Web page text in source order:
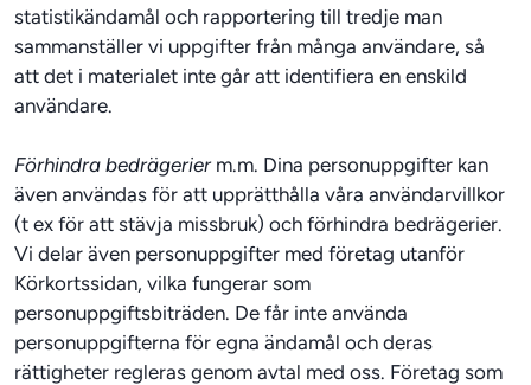
statistikändamål och rapportering till tredje man
sammanställer vi uppgifter från många användare, så
att det i materialet inte går att identifiera en enskild
användare.
Förhindra bedrägerier m.m. Dina personuppgifter kan
även användas för att upprätthålla våra användarvillkor
(t ex för att stävja missbruk) och förhindra bedrägerier.
Vi delar även personuppgifter med företag utanför
Körkortssidan, vilka fungerar som
personuppgiftsbiträden. De får inte använda
personuppgifterna för egna ändamål och deras
rättigheter regleras genom avtal med oss. Företag som